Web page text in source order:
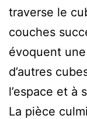
traverse le
couches
évoquent
d’autres
l’espace et à
La pièce